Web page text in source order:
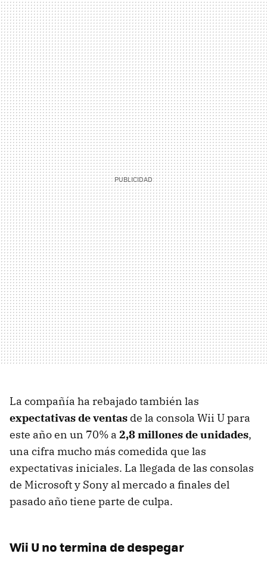
La compañía ha rebajado también las
expectativas de ventas de la consola Wii U para
este año en un 70% a 2,8 millones de unidades,
una cifra mucho más comedida que las
expectativas iniciales. La llegada de las consolas
de Microsoft y Sony al mercado a finales del
pasado año tiene parte de culpa.
Wii U no termina de despegar